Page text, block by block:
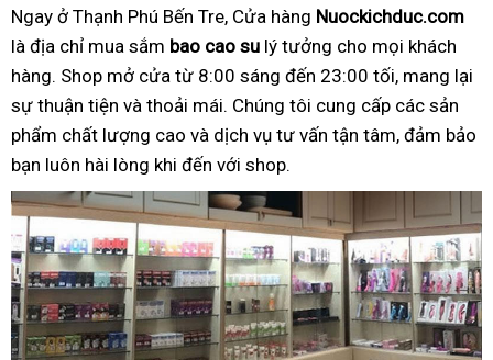
Ngay ở Thạnh Phú Bến Tre, Cửa hàng Nuockichduc.com
là địa chỉ mua sắm bao cao su lý tưởng cho mọi khách
hàng. Shop mở cửa từ 8:00 sáng đến 23:00 tối, mang lại
sự thuận tiện và thoải mái. Chúng tôi cung cấp các sản
phẩm chất lượng cao và dịch vụ tư vấn tận tâm, đảm bảo
bạn luôn hài lòng khi đến với shop.